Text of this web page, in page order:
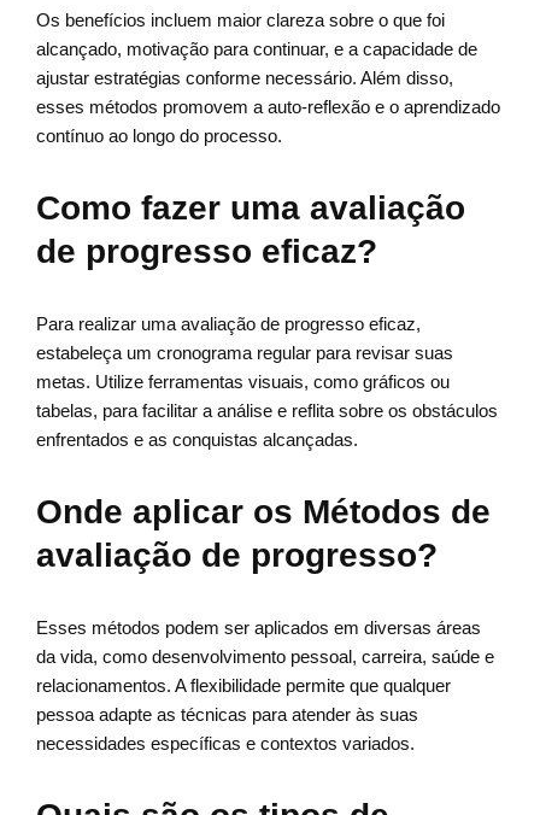
Os benefícios incluem maior clareza sobre o que foi
alcançado, motivação para continuar, e a capacidade de
ajustar estratégias conforme necessário. Além disso,
esses métodos promovem a auto-reflexão e o aprendizado
contínuo ao longo do processo.
Como fazer uma avaliação
de progresso eficaz?
Para realizar uma avaliação de progresso eficaz,
estabeleça um cronograma regular para revisar suas
metas. Utilize ferramentas visuais, como gráficos ou
tabelas, para facilitar a análise e reflita sobre os obstáculos
enfrentados e as conquistas alcançadas.
Onde aplicar os Métodos de
avaliação de progresso?
Esses métodos podem ser aplicados em diversas áreas
da vida, como desenvolvimento pessoal, carreira, saúde e
relacionamentos. A flexibilidade permite que qualquer
pessoa adapte as técnicas para atender às suas
necessidades específicas e contextos variados.